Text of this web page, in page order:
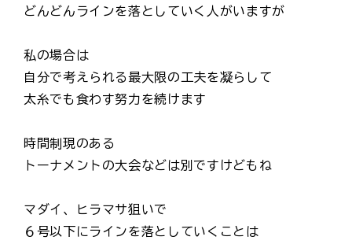
どんどんラインを落としていく人がいますが
私の場合は
自分で考えられる最大限の工夫を凝らして
太糸でも食わす努力を続けます
時間制現のある
トーナメントの大会などは別ですけどもね
マダイ、ヒラマサ狙いで
６号以下にラインを落としていくことは